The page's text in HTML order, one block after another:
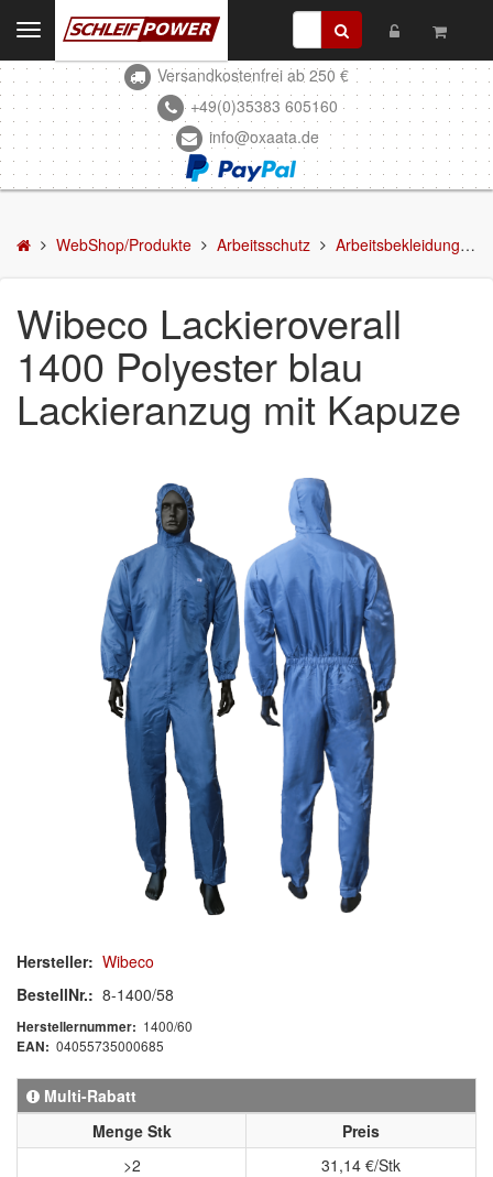
Kontakt
WebShop/Produkte
Schleifmittel
Kleben & Beschichten
Spachteln
Lackieren
Malerbedarf & Zubehör
Werkzeug & Maschinen
Reinigen
Arbeitsschutz
Atemschutz
Arbeitsbekleidung
Handschuhe
Hautschutz
Zubehör/Hilfsmittel
Informationsmaterial
MARKEN
Toggle
navigation Versandkostenfrei ab 250 €
+49(0)35383 605160
info@oxaata.de
WebShop/Produkte Arbeitsschutz Arbeitsbekleidung
Wibeco Lackieroverall
1400 Polyester blau
Lackieranzug mit Kapuze
Hersteller: Wibeco
BestellNr.: 8-1400/58
Herstellernummer: 1400/60
EAN: 04055735000685
Multi-Rabatt
Menge Stk
Preis
>2
31,14 €/Stk